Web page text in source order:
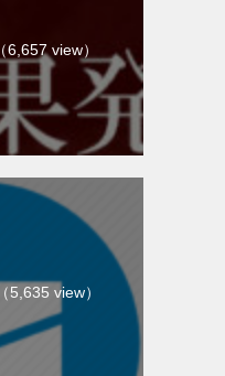
view）
5,635 view）